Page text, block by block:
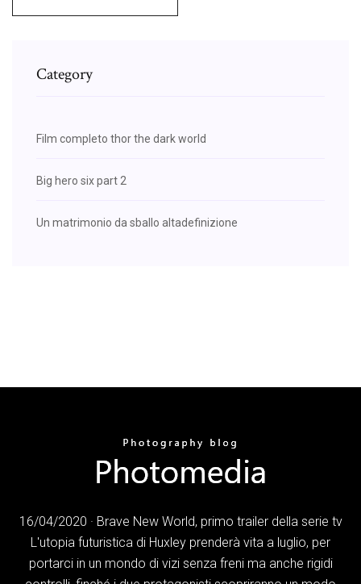
Category
Film completo thor the dark world
Big hero six part 2
Un matrimonio da sballo altadefinizione
16/04/2020 · Brave New World, primo trailer della serie tv
L'utopia futuristica di Huxley prenderà vita a luglio, per
portarci in un mondo di vizi senza freni ma anche rigidi